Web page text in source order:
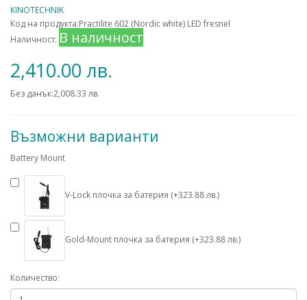
KINOTECHNIK
Код на продукта:Practilite 602 (Nordic white) LED fresnel
Наличност: В наличност
2,410.00 лв.
Без данък:2,008.33 лв.
Възможни варианти
Battery Mount
V-Lock плочка за батерия (+323.88 лв.)
Gold-Mount плочка за батерия (+323.88 лв.)
Количество: